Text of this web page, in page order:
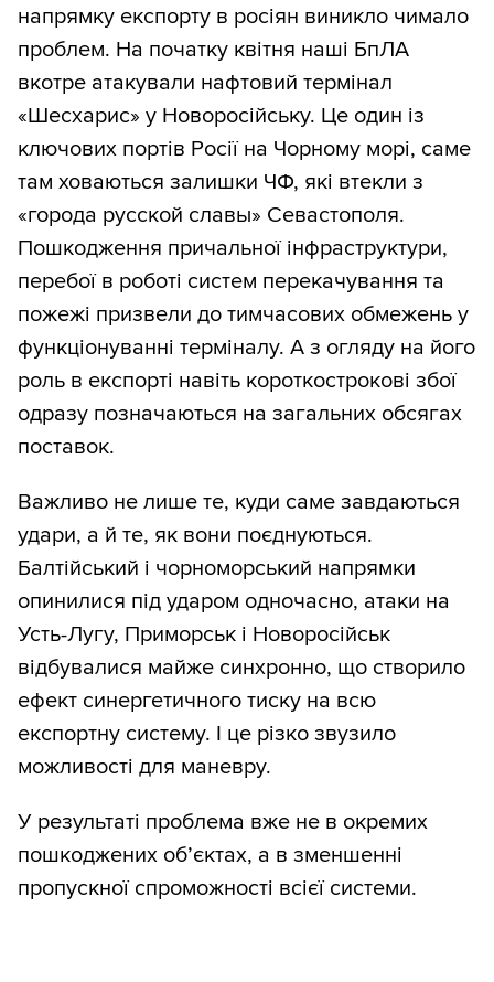
напрямку експорту в росіян виникло чимало
проблем. На початку квітня наші БпЛА
вкотре атакували нафтовий термінал
«Шесхарис» у Новоросійську. Це один із
ключових портів Росії на Чорному морі, саме
там ховаються залишки ЧФ, які втекли з
«города русской славы» Севастополя.
Пошкодження причальної інфраструктури,
перебої в роботі систем перекачування та
пожежі призвели до тимчасових обмежень у
функціонуванні терміналу. А з огляду на його
роль в експорті навіть короткострокові збої
одразу позначаються на загальних обсягах
поставок.
Важливо не лише те, куди саме завдаються
удари, а й те, як вони поєднуються.
Балтійський і чорноморський напрямки
опинилися під ударом одночасно, атаки на
Усть-Лугу, Приморськ і Новоросійськ
відбувалися майже синхронно, що створило
ефект синергетичного тиску на всю
експортну систему. І це різко звузило
можливості для маневру.
У результаті проблема вже не в окремих
пошкоджених об’єктах, а в зменшенні
пропускної спроможності всієї системи.